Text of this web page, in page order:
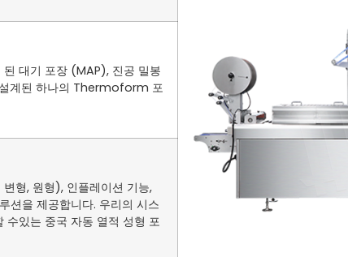
대기 포장 (MAP), 진공 밀봉
설계된 하나의 Thermoform 포
형, 원형), 인플레이션 기능,
션을 제공합니다. 우리의 시스
수있는 중국 자동 열적 성형 포